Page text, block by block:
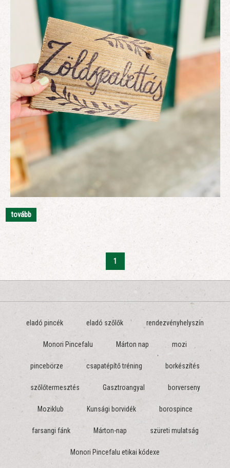
tovább
1
eladó pincék eladó szőlők rendezvényhelyszín
Monori Pincefalu Márton nap mozi
pincebörze csapatépítő tréning borkészítés
szőlőtermesztés Gasztroangyal borverseny
Moziklub Kunsági borvidék borospince
farsangi fánk Márton-nap szüreti mulatság
Monori Pincefalu etikai kódexe